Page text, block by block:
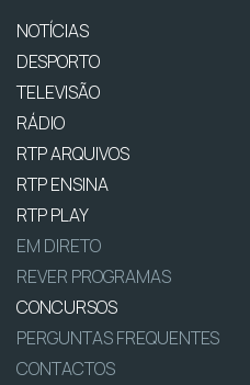
NOTÍCIAS
DESPORTO
TELEVISÃO
RÁDIO
RTP ARQUIVOS
RTP ENSINA
RTP PLAY
EM DIRETO
REVER PROGRAMAS
CONCURSOS
PERGUNTAS FREQUENTES
CONTACTOS